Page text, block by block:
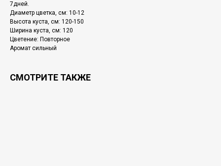
7дней.
Диаметр цветка, см: 10-12
Высота куста, см: 120-150
Ширина куста, см: 120
Цветение: Повторное
Аромат сильный
СМОТРИТЕ ТАКЖЕ